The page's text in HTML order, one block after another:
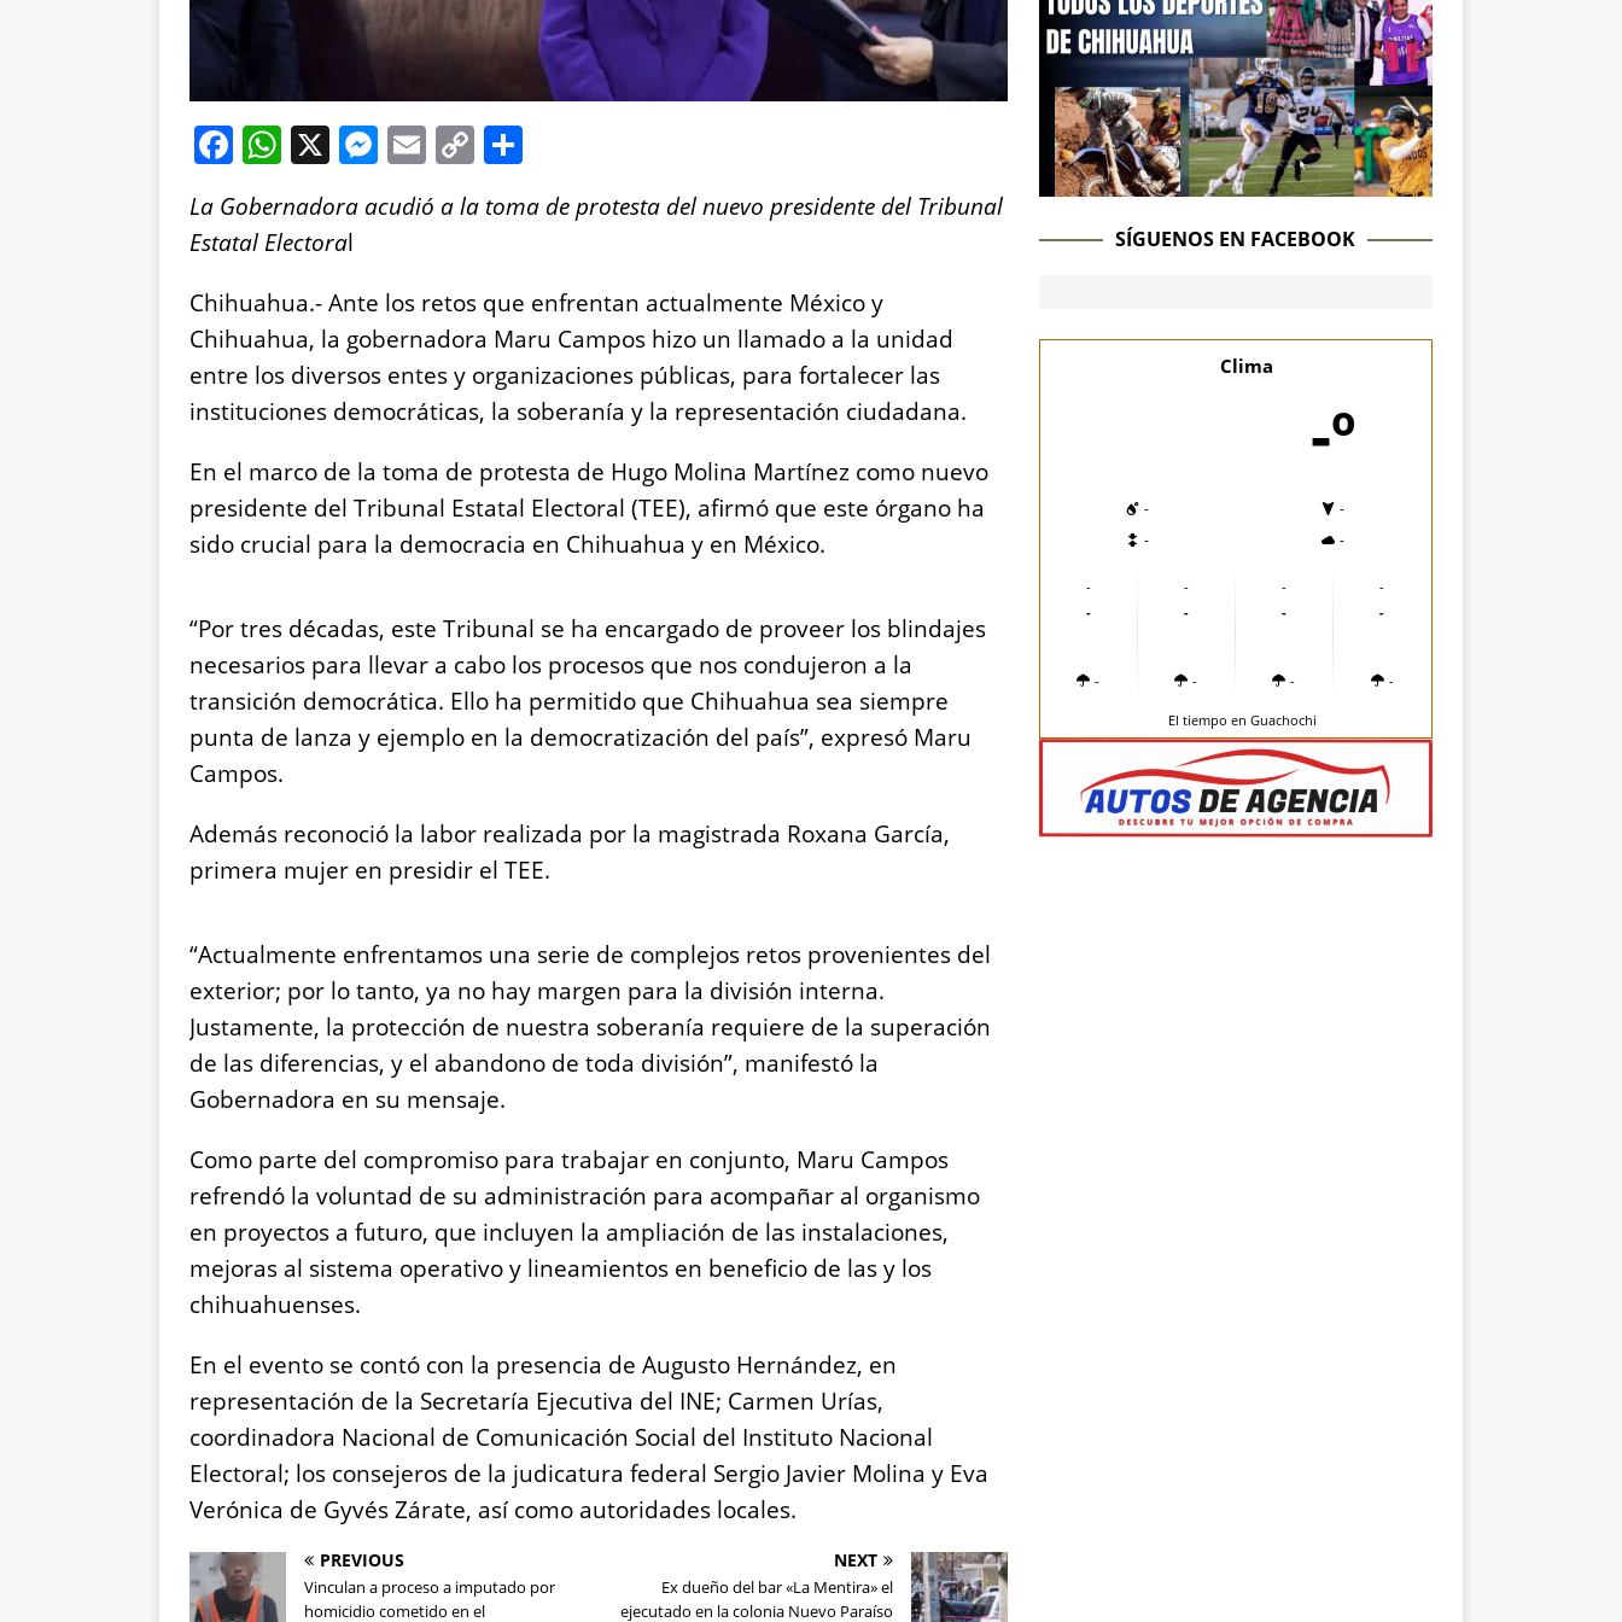
F
a
c
e
b
o
o
k
W
at
s
A
p
p
X M
ss
n
g
er
E
ai
C
p
Li
n
k
a
La Gobernadora acudió a la toma de protesta del nuevo presidente del Tribunal
Estatal Electoral
Chihuahua.- Ante los retos que enfrentan actualmente México y
Chihuahua, la gobernadora Maru Campos hizo un llamado a la unidad
entre los diversos entes y organizaciones públicas, para fortalecer las
instituciones democráticas, la soberanía y la representación ciudadana.
En el marco de la toma de protesta de Hugo Molina Martínez como nuevo
presidente del Tribunal Estatal Electoral (TEE), afirmó que este órgano ha
sido crucial para la democracia en Chihuahua y en México.
“Por tres décadas, este Tribunal se ha encargado de proveer los blindajes
necesarios para llevar a cabo los procesos que nos condujeron a la
transición democrática. Ello ha permitido que Chihuahua sea siempre
punta de lanza y ejemplo en la democratización del país”, expresó Maru
Campos.
Además reconoció la labor realizada por la magistrada Roxana García,
primera mujer en presidir el TEE.
“Actualmente enfrentamos una serie de complejos retos provenientes del
exterior; por lo tanto, ya no hay margen para la división interna.
Justamente, la protección de nuestra soberanía requiere de la superación
de las diferencias, y el abandono de toda división”, manifestó la
Gobernadora en su mensaje.
Como parte del compromiso para trabajar en conjunto, Maru Campos
refrendó la voluntad de su administración para acompañar al organismo
en proyectos a futuro, que incluyen la ampliación de las instalaciones,
mejoras al sistema operativo y lineamientos en beneficio de las y los
chihuahuenses.
En el evento se contó con la presencia de Augusto Hernández, en
representación de la Secretaría Ejecutiva del INE; Carmen Urías,
coordinadora Nacional de Comunicación Social del Instituto Nacional
Electoral; los consejeros de la judicatura federal Sergio Javier Molina y Eva
Verónica de Gyvés Zárate, así como autoridades locales.
PREVIOUS
Vinculan a proceso a imputado por
homicidio cometido en el
NEXT
Ex dueño del bar «La Mentira» el
ejecutado en la colonia Nuevo Paraíso
SÍGUENOS EN FACEBOOK
Clima
-º
-
-
-
-
-
-
-
-
-
-
-
-
-
-
-
-
El tiempo en Guachochi